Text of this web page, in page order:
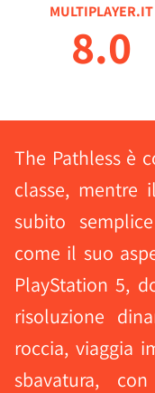
MULTIPLAYER.IT
8.0
The Pathless è
classe, mentre
subito
come il suo
PlayStation 5,
risoluzione
roccia, viaggia
sbavatura,